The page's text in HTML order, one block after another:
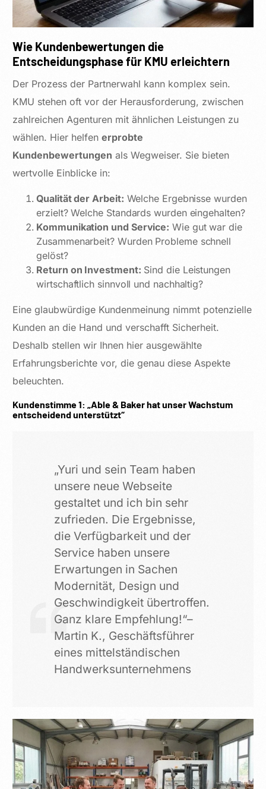
Wie Kundenbewertungen die
Entscheidungsphase für KMU erleichtern
Der Prozess der Partnerwahl kann komplex sein.
KMU stehen oft vor der Herausforderung, zwischen
zahlreichen Agenturen mit ähnlichen Leistungen zu
wählen. Hier helfenerprobte
Kundenbewertungen als Wegweiser. Sie bieten
wertvolle Einblicke in:
Qualität der Arbeit: Welche Ergebnisse wurden
erzielt? Welche Standards wurden eingehalten?
Kommunikation und Service: Wie gut war die
Zusammenarbeit? Wurden Probleme schnell
gelöst?
Return on Investment: Sind die Leistungen
wirtschaftlich sinnvoll und nachhaltig?
Eine glaubwürdige Kundenmeinung nimmt potenzielle
Kunden an die Hand und verschafft Sicherheit.
Deshalb stellen wir Ihnen hier ausgewählte
Erfahrungsberichte vor, die genau diese Aspekte
beleuchten.
Kundenstimme 1: „Able & Baker hat unser Wachstum
entscheidend unterstützt“
„Yuri und sein Team haben
unsere neue Webseite
gestaltet und ich bin sehr
zufrieden. Die Ergebnisse,
die Verfügbarkeit und der
Service haben unsere
Erwartungen in Sachen
Modernität, Design und
Geschwindigkeit übertroffen.
Ganz klare Empfehlung!“–
Martin K., Geschäftsführer
eines mittelständischen
Handwerksunternehmens